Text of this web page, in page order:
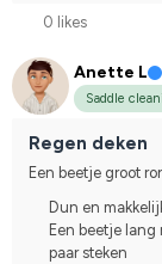
0 likes
Anette L
Saddle
Regen deken
Een beetje groot
Dun en
Een beetje
paar steken